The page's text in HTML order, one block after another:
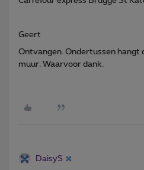
Geert
Ontvangen. Ondertussen hangt
muur. Waarvoor dank.
DaisyS